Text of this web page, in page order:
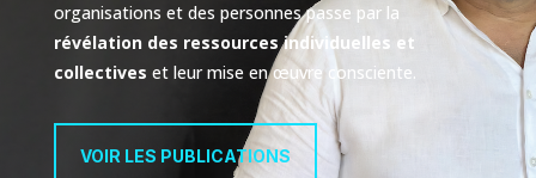
organisations et des personnes passe par la
révélation des ressources individuelles et
collectives et leur mise en œuvre consciente.
VOIR LES PUBLICATIONS